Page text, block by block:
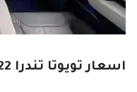
اسعار تويوتا تندرا 2022 في السعودية